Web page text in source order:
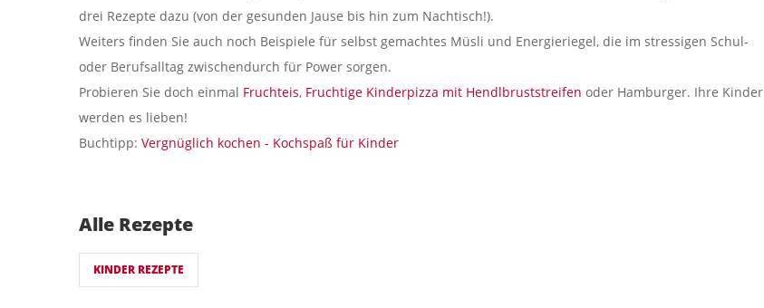
drei Rezepte dazu (von der gesunden Jause bis hin zum Nachtisch!).
Weiters finden Sie auch noch Beispiele für selbst gemachtes Müsli und Energieriegel, die im stressigen Schul-
oder Berufsalltag zwischendurch für Power sorgen.
Probieren Sie doch einmal Fruchteis, Fruchtige Kinderpizza mit Hendlbruststreifen oder Hamburger. Ihre Kinder
werden es lieben!
Buchtipp: Vergnüglich kochen - Kochspaß für Kinder
Alle Rezepte
KINDER REZEPTE